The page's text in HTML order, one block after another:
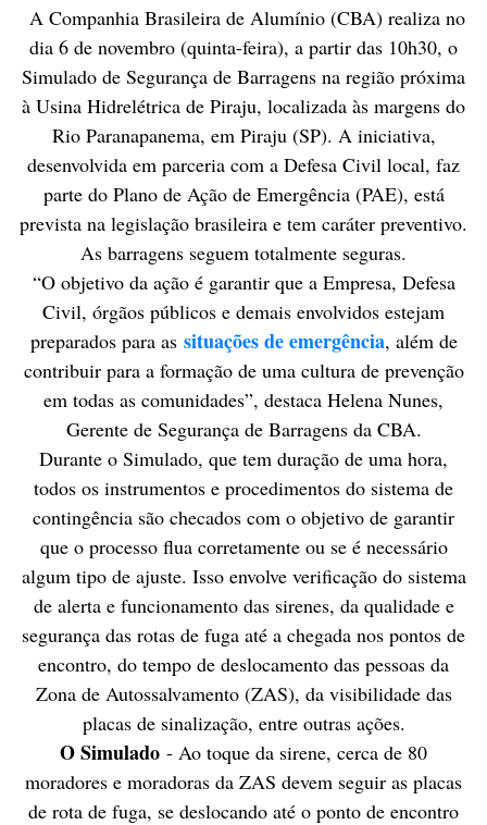
A Companhia Brasileira de Alumínio (CBA) realiza no
dia 6 de novembro (quinta-feira), a partir das 10h30, o
Simulado de Segurança de Barragens na região próxima
à Usina Hidrelétrica de Piraju, localizada às margens do
Rio Paranapanema, em Piraju (SP). A iniciativa,
desenvolvida em parceria com a Defesa Civil local, faz
parte do Plano de Ação de Emergência (PAE), está
prevista na legislação brasileira e tem caráter preventivo.
As barragens seguem totalmente seguras.
“O objetivo da ação é garantir que a Empresa, Defesa
Civil, órgãos públicos e demais envolvidos estejam
preparados para as situações de emergência, além de
contribuir para a formação de uma cultura de prevenção
em todas as comunidades”, destaca Helena Nunes,
Gerente de Segurança de Barragens da CBA.
Durante o Simulado, que tem duração de uma hora,
todos os instrumentos e procedimentos do sistema de
contingência são checados com o objetivo de garantir
que o processo flua corretamente ou se é necessário
algum tipo de ajuste. Isso envolve verificação do sistema
de alerta e funcionamento das sirenes, da qualidade e
segurança das rotas de fuga até a chegada nos pontos de
encontro, do tempo de deslocamento das pessoas da
Zona de Autossalvamento (ZAS), da visibilidade das
placas de sinalização, entre outras ações.
O Simulado - Ao toque da sirene, cerca de 80
moradores e moradoras da ZAS devem seguir as placas
de rota de fuga, se deslocando até o ponto de encontro